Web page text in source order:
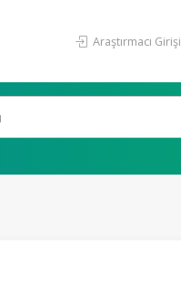
Araştırmacı Girişi